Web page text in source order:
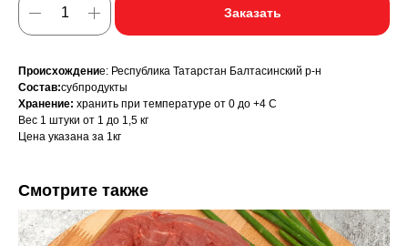
Заказать
Происхождение: Республика Татарстан Балтасинский р-н
Состав:субпродукты
Хранение: хранить при температуре от 0 до +4 С
Вес 1 штуки от 1 до 1,5 кг
Цена указана за 1кг
Смотрите также